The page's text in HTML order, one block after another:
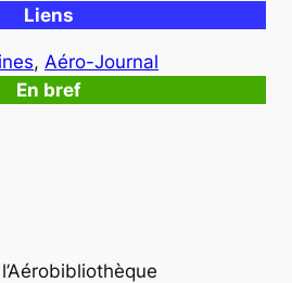
Liens
, Aéro-Journal
En bref